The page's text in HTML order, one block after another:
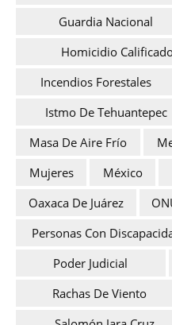
Guardia Nacional
Homicidio
Incendios Forestales
Istmo De Tehuantepec
Masa De Aire Frío
Mujeres
México
Oaxaca De Juárez
Personas Con
Poder Judicial
Rachas De Viento